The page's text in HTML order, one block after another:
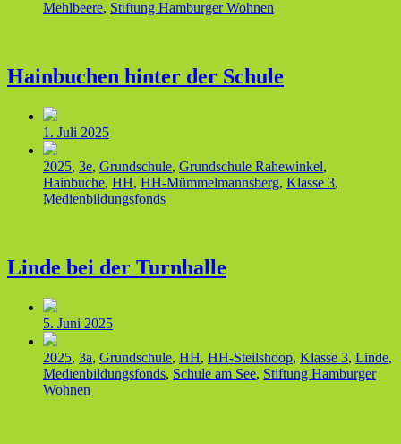
Mehlbeere, Stiftung Hamburger Wohnen
Hainbuchen hinter der Schule
Veröffentlichungsdatum
1. Juli 2025
Veröffentlicht
in
2025, 3e, Grundschule, Grundschule Rahewinkel,
Hainbuche, HH, HH-Mümmelmannsberg, Klasse 3,
Medienbildungsfonds
Linde bei der Turnhalle
Veröffentlichungsdatum
5. Juni 2025
Veröffentlicht
in
2025, 3a, Grundschule, HH, HH-Steilshoop, Klasse 3, Linde,
Medienbildungsfonds, Schule am See, Stiftung Hamburger
Wohnen